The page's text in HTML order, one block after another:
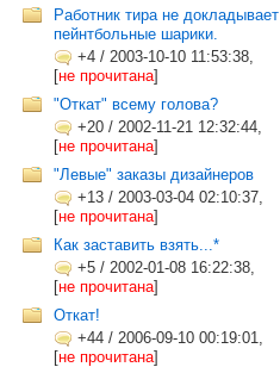
Работник тира не докладывает
пейнтбольные шарики.
+4 / 2003-10-10 11:53:38,
[не прочитана]
"Откат" всему голова?
+20 / 2002-11-21 12:32:44,
[не прочитана]
"Левые" заказы дизайнеров
+13 / 2003-03-04 02:10:37,
[не прочитана]
Как заставить взять...*
+5 / 2002-01-08 16:22:38,
[не прочитана]
Откат!
+44 / 2006-09-10 00:19:01,
[не прочитана]